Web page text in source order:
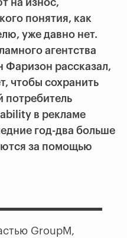
на износ,
понятия, как
уже давно нет.
агентства
Фаризон рассказал,
чтобы сохранить
потребитель
в рекламе
год-два больше
за помощью
GroupM,